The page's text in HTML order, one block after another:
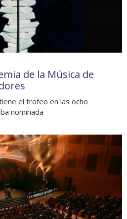
de la Música de
el trofeo en las ocho
nominada